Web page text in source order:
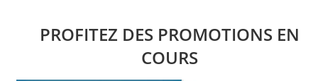
PROFITEZ DES PROMOTIONS EN
COURS